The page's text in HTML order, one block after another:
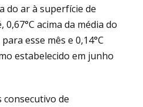
do ar à superfície de
0,67°C acima da média do
esse mês e 0,14°C
estabelecido em junho
consecutivo de